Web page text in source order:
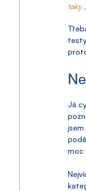
taky
Já
moc